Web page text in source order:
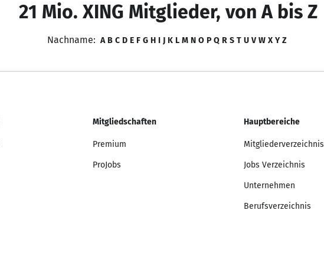
21 Mio. XING Mitglieder, von A bis Z
Nachname: A B C D E F G H I J K L M N O P Q R S T U V W X Y Z
Mitgliedschaften
Premium
ProJobs
Hauptbereiche
Mitgliederverzeichnis
Jobs Verzeichnis
Unternehmen
Berufsverzeichnis